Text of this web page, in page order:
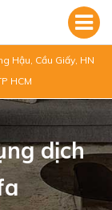
Hậu, Cầu Giấy, HN
HCM
dịch